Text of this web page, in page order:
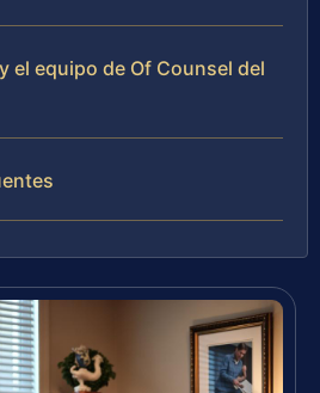
el equipo de Of Counsel del